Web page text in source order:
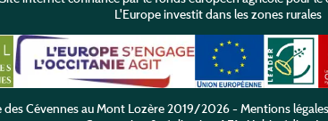
L'Europe investit dans les zones rurales
Cévennes au Mont Lozère2019/2026 -Mentions légales